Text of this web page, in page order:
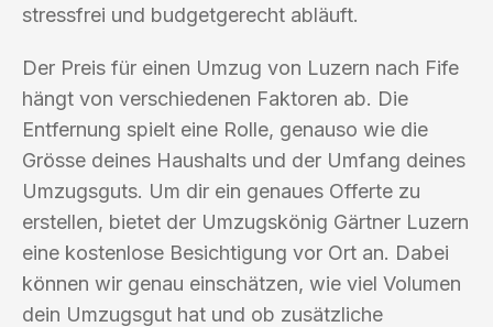
stressfrei und budgetgerecht abläuft.
Der Preis für einen Umzug von Luzern nach Fife
hängt von verschiedenen Faktoren ab. Die
Entfernung spielt eine Rolle, genauso wie die
Grösse deines Haushalts und der Umfang deines
Umzugsguts. Um dir ein genaues Offerte zu
erstellen, bietet der Umzugskönig Gärtner Luzern
eine kostenlose Besichtigung vor Ort an. Dabei
können wir genau einschätzen, wie viel Volumen
dein Umzugsgut hat und ob zusätzliche